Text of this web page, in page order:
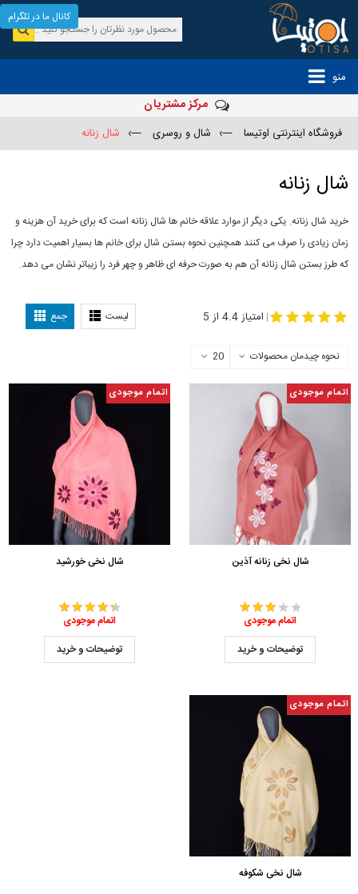
منو
مرکز مشتریان
فروشگاه اینترنتی اوتیسا —› شال و روسری —› شال زنانه
شال زنانه
خرید شال زنانه. یکی دیگر از موارد علاقه خانم ها شال زنانه است که برای خرید آن هزینه و
زمان زیادی را صرف می کنند همچنین نحوه بستن شال برای خانم ها بسیار اهمیت دارد چرا
که طرز بستن شال زنانه آن هم به صورت حرفه ای ظاهر و چهر فرد را زیباتر نشان می دهد.
لیست جمع | امتیاز 4.4 از 5
نحوه چیدمان محصولات 20
اتمام موجودی
شال نخی زنانه آذین
اتمام موجودی
توضیحات و خرید
اتمام موجودی
شال نخی خورشید
اتمام موجودی
توضیحات و خرید
اتمام موجودی
شال نخی شکوفه
کانال ما در تلگرام